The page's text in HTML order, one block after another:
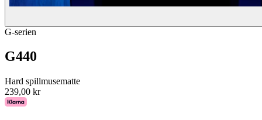
G-serien
G440
Hard spillmusematte
239,00 kr